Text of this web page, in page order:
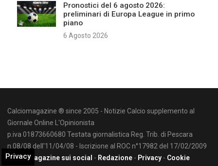
Pronostici del 6 agosto 2026:
preliminari di Europa League in primo
piano
6 Agosto 2026
Calciomagazine ® since 2005 - Notizie Calcio supplemento al
Giornale Online L'Opinionista
p.iva 01873660680 Testata giornalistica Reg. Trib. di Pescara
n.08/08 dell'11/04/08 - Iscrizione al ROC n°17982 del 17/02/2009
Calciomagazine sui social - Redazione - Privacy - Cookie
Privacy